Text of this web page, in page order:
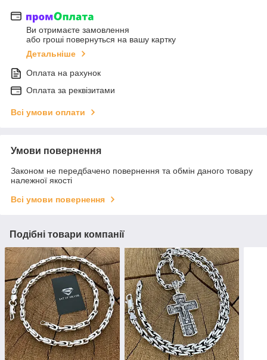
Ви отримаєте замовлення
або гроші повернуться на вашу картку
Детальніше
Оплата на рахунок
Оплата за реквізитами
Всі умови оплати
Умови повернення
Законом не передбачено повернення та обмін даного товару
належної якості
Всі умови повернення
Подібні товари компанії